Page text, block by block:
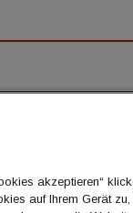
akzeptieren“
auf Ihrem Gerät